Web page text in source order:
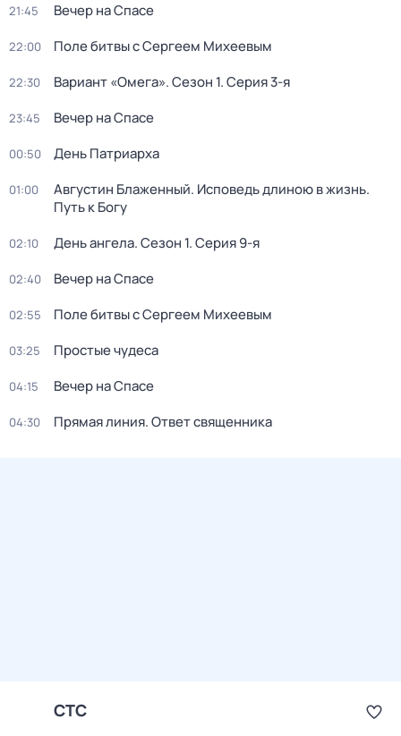
21:45 Вечер на Спасе
22:00 Поле битвы с Сергеем Михеевым
22:30 Вариант «Омега». Сезон 1. Серия 3-я
23:45 Вечер на Спасе
00:50 День Патриарха
01:00
Августин Блаженный. Исповедь длиною в жизнь.
Путь к Богу
02:10 День ангела. Сезон 1. Серия 9-я
02:40 Вечер на Спасе
02:55 Поле битвы с Сергеем Михеевым
03:25 Простые чудеса
04:15 Вечер на Спасе
04:30 Прямая линия. Ответ священника
СТС